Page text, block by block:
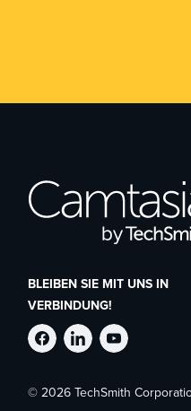
BLEIBEN SIE MIT UNS IN
VERBINDUNG!
TechSmith
aufaufauf
© 2026 TechSmith